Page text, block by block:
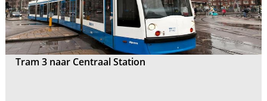
Tram 3 naar Centraal Station